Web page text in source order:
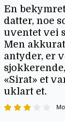
En
datter, noe
uventet vei
Men
antyder, er
«Sirat» et
uklart et.